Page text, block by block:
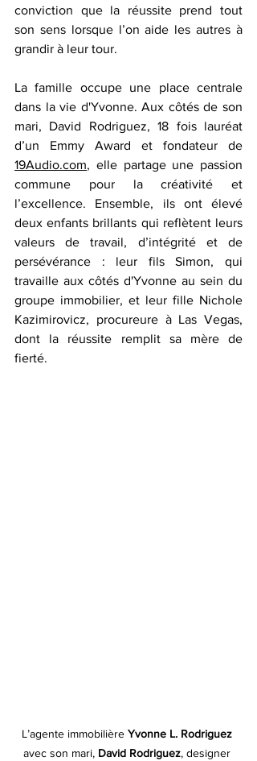
conviction que la réussite prend tout
son sens lorsque l’on aide les autres à
grandir à leur tour.
La famille occupe une place centrale
dans la vie d'Yvonne. Aux côtés de son
mari, David Rodriguez, 18 fois lauréat
19Audio.com, elle partage une passion
commune pour la créativité et
l’excellence. Ensemble, ils ont élevé
deux enfants brillants qui reflètent leurs
valeurs de travail, d’intégrité et de
persévérance : leur fils Simon, qui
travaille aux côtés d'Yvonne au sein du
groupe immobilier, et leur fille Nichole
Kazimirovicz, procureure à Las Vegas,
dont la réussite remplit sa mère de
fierté.
L’agente immobilière Yvonne L. Rodriguez
avec son mari, David Rodriguez, designer